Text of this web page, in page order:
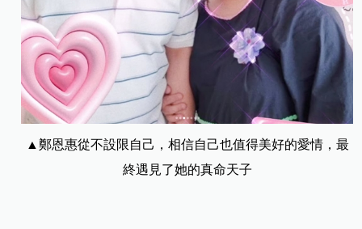
▲鄭恩惠從不設限自己，相信自己也值得美好的愛情，最
終遇見了她的真命天子